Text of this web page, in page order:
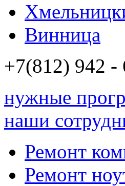
Винница
+7(812) 942
нужные
наши
Ремонт
Ремонт